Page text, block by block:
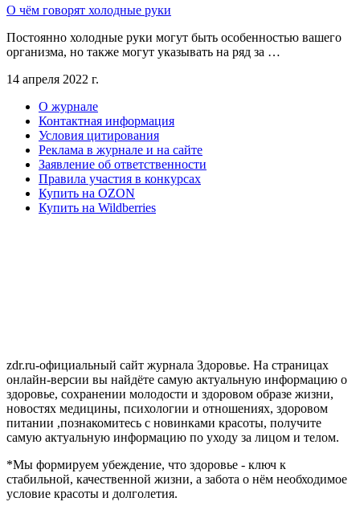
О чём говорят холодные руки
Постоянно холодные руки могут быть особенностью вашего
организма, но также могут указывать на ряд за …
14 апреля 2022 г.
О журнале
Контактная информация
Условия цитирования
Реклама в журнале и на сайте
Заявление об ответственности
Правила участия в конкурсах
Купить на OZON
Купить на Wildberries
zdr.ru-официальный сайт журнала Здоровье. На страницах
онлайн-версии вы найдёте самую актуальную информацию о
здоровье, сохранении молодости и здоровом образе жизни,
новостях медицины, психологии и отношениях, здоровом
питании ,познакомитесь с новинками красоты, получите
самую актуальную информацию по уходу за лицом и телом.
*Мы формируем убеждение, что здоровье - ключ к
стабильной, качественной жизни, а забота о нём необходимое
условие красоты и долголетия.